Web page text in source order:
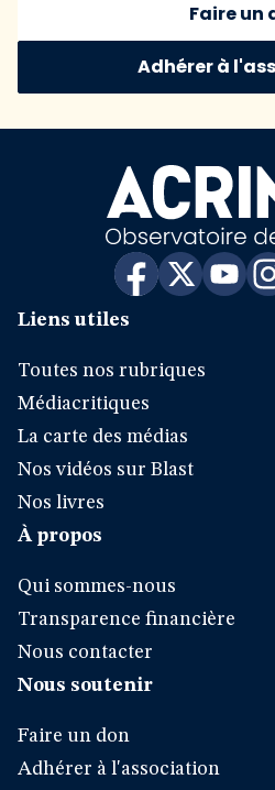
Faire un
Adhérer à
Liens utiles
Toutes nos rubriques
Médiacritiques
La carte des médias
Nos vidéos sur Blast
Nos livres
À propos
Qui sommes-nous
Transparence financière
Nous contacter
Nous soutenir
Faire un don
Adhérer à l'association